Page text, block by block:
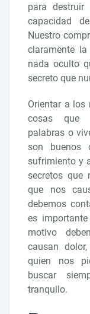
para
capacidad
Nuestro
claramente
nada oculto
secreto que
Orientar a los
cosas que
palabras o
son buenos
sufrimiento y
secretos que
que nos
debemos
es
motivo
causan
quien nos
buscar
tranquilo.